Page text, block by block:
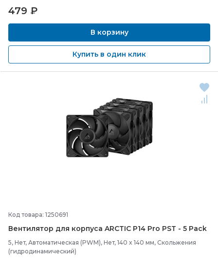
479 ₽
В корзину
Купить в один клик
Код товара: 1250691
Вентилятор для корпуса ARCTIC P14 Pro PST - 5 Pack
5, Нет, Автоматическая (PWM), Нет, 140 x 140 мм, Скольжения
(гидродинамический)